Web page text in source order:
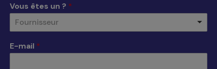
nouvelle
fenêtre
nouvelle
fenêtre
nouvelle
fenêtre
nouvelle
Vous êtes un ? *
Fournisseur
E-mail *